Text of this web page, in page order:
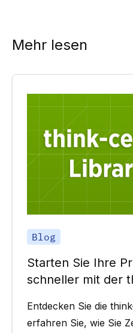
Mehr lesen
Blog
Starten Sie Ihre
schneller mit der
Entdecken Sie die
erfahren Sie, wie Sie